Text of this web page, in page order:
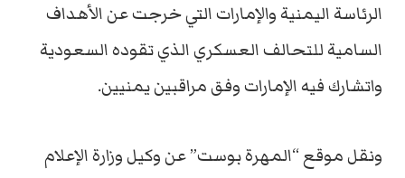
الرئاسة اليمنية والإمارات التي خرجت عن الأهداف
السامية للتحالف العسكري الذي تقوده السعودية
واتشارك فيه الإمارات وفق مراقبين يمنيين.
ونقل موقع “المهرة بوست” عن وكيل وزارة الإعلام